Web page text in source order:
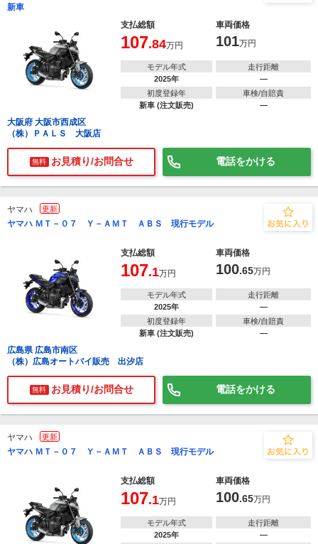
新車
支払総額
車両価格
107.84万円 101万円
モデル年式
2025年
走行距離
―
初度登録年
新車 (注文販売)
車検/自賠責
―
大阪府 大阪市西成区
（株）ＰＡＬＳ 大阪店
無料 お見積り/お問合せ 電話をかける
ヤマハ 更新
ヤマハ ＭＴ－０７ Ｙ－ＡＭＴ ＡＢＳ 現行モデル
支払総額 車両価格
107.1万円 100.65万円
モデル年式
2025年
走行距離
―
初度登録年
新車 (注文販売)
車検/自賠責
―
広島県 広島市南区
（株）広島オートバイ販売 出汐店
無料 お見積り/お問合せ 電話をかける
ヤマハ 更新
ヤマハ ＭＴ－０７ Ｙ－ＡＭＴ ＡＢＳ 現行モデル
支払総額 車両価格
107.1万円 100.65万円
モデル年式
2025年
走行距離
―